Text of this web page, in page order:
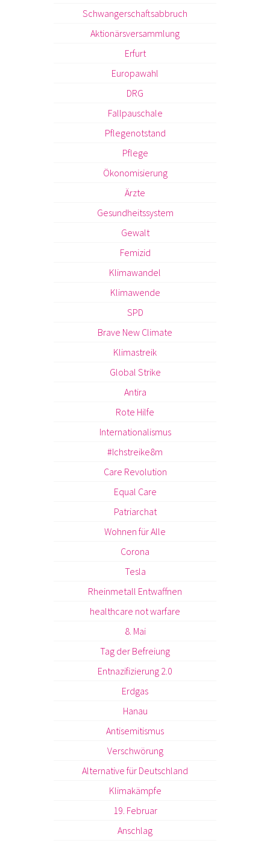
Schwangerschaftsabbruch
Aktionärsversammlung
Erfurt
Europawahl
DRG
Fallpauschale
Pflegenotstand
Pflege
Ökonomisierung
Ärzte
Gesundheitssystem
Gewalt
Femizid
Klimawandel
Klimawende
SPD
Brave New Climate
Klimastreik
Global Strike
Antira
Rote Hilfe
Internationalismus
#Ichstreike8m
Care Revolution
Equal Care
Patriarchat
Wohnen für Alle
Corona
Tesla
Rheinmetall Entwaffnen
healthcare not warfare
8. Mai
Tag der Befreiung
Entnazifizierung 2.0
Erdgas
Hanau
Antisemitismus
Verschwörung
Alternative für Deutschland
Klimakämpfe
19. Februar
Anschlag